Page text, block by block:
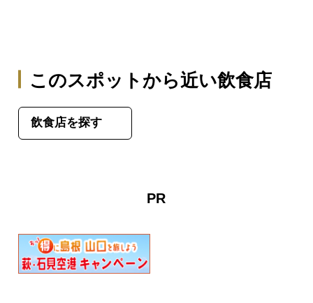
このスポットから近い飲食店
飲食店を探す
PR